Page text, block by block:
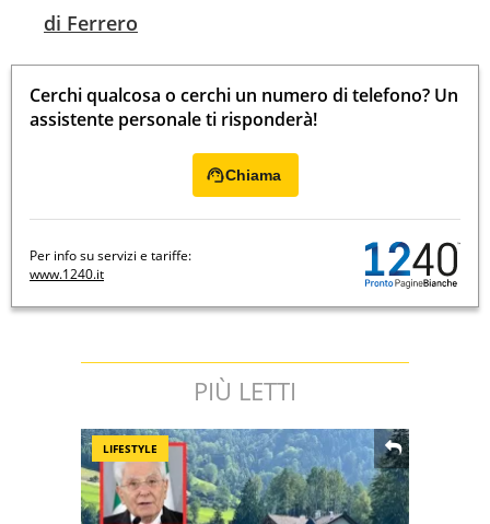
di Ferrero
Cerchi qualcosa o cerchi un numero di telefono? Un
assistente personale ti risponderà!
Chiama
Per info su servizi e tariffe:
www.1240.it
PIÙ LETTI
LIFESTYLE